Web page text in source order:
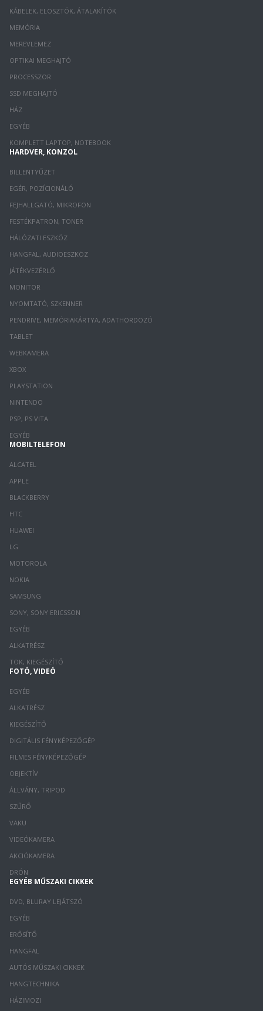
KÁBELEK, ELOSZTÓK, ÁTALAKÍTÓK
MEMÓRIA
MEREVLEMEZ
OPTIKAI MEGHAJTÓ
PROCESSZOR
SSD MEGHAJTÓ
HÁZ
EGYÉB
KOMPLETT LAPTOP, NOTEBOOK
HARDVER, KONZOL
BILLENTYŰZET
EGÉR, POZÍCIONÁLÓ
FEJHALLGATÓ, MIKROFON
FESTÉKPATRON, TONER
HÁLÓZATI ESZKÖZ
HANGFAL, AUDIOESZKÖZ
JÁTÉKVEZÉRLŐ
MONITOR
NYOMTATÓ, SZKENNER
PENDRIVE, MEMÓRIAKÁRTYA, ADATHORDOZÓ
TABLET
WEBKAMERA
XBOX
PLAYSTATION
NINTENDO
PSP, PS VITA
EGYÉB
MOBILTELEFON
ALCATEL
APPLE
BLACKBERRY
HTC
HUAWEI
LG
MOTOROLA
NOKIA
SAMSUNG
SONY, SONY ERICSSON
EGYÉB
ALKATRÉSZ
TOK, KIEGÉSZÍTŐ
FOTÓ, VIDEÓ
EGYÉB
ALKATRÉSZ
KIEGÉSZÍTŐ
DIGITÁLIS FÉNYKÉPEZŐGÉP
FILMES FÉNYKÉPEZŐGÉP
OBJEKTÍV
ÁLLVÁNY, TRIPOD
SZŰRŐ
VAKU
VIDEÓKAMERA
AKCIÓKAMERA
DRÓN
EGYÉB MŰSZAKI CIKKEK
DVD, BLURAY LEJÁTSZÓ
EGYÉB
ERŐSÍTŐ
HANGFAL
AUTÓS MŰSZAKI CIKKEK
HANGTECHNIKA
HÁZIMOZI